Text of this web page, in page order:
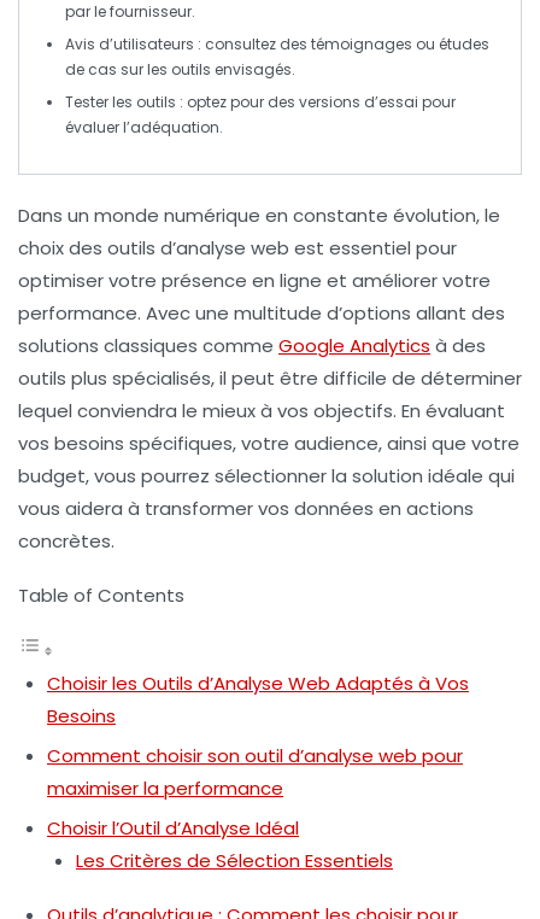
par le fournisseur.
Avis d’utilisateurs : consultez des témoignages ou études
de cas sur les outils envisagés.
Tester les outils : optez pour des versions d’essai pour
évaluer l’adéquation.
Dans un monde numérique en constante évolution, le
choix des outils d’analyse web est essentiel pour
optimiser votre présence en ligne et améliorer votre
performance. Avec une multitude d’options allant des
solutions classiques comme Google Analytics à des
outils plus spécialisés, il peut être difficile de déterminer
lequel conviendra le mieux à vos objectifs. En évaluant
vos besoins spécifiques, votre audience, ainsi que votre
budget, vous pourrez sélectionner la solution idéale qui
vous aidera à transformer vos données en actions
concrètes.
Table of Contents
Choisir les Outils d’Analyse Web Adaptés à Vos
Besoins
Comment choisir son outil d’analyse web pour
maximiser la performance
Choisir l’Outil d’Analyse Idéal
Les Critères de Sélection Essentiels